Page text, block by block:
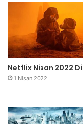
Netflix Nisan 2022
1 Nisan 2022